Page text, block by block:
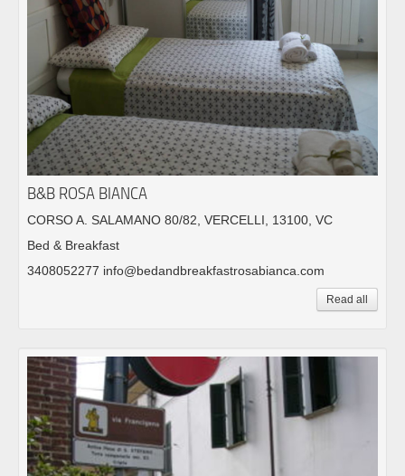
B&B ROSA BIANCA
CORSO A. SALAMANO 80/82, VERCELLI, 13100, VC
Bed & Breakfast
3408052277 info@bedandbreakfastrosabianca.com
Read all